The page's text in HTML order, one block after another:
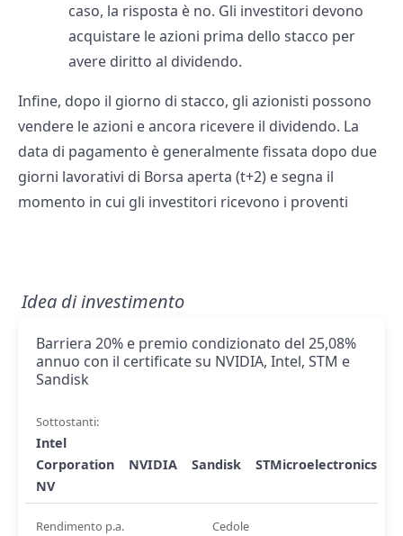
caso, la risposta è no. Gli investitori devono
acquistare le azioni prima dello stacco per
avere diritto al dividendo.
Infine, dopo il giorno di stacco, gli azionisti possono
vendere le azioni e ancora ricevere il dividendo. La
data di pagamento è generalmente fissata dopo due
giorni lavorativi di Borsa aperta (t+2) e segna il
momento in cui gli investitori ricevono i proventi
Idea di investimento
Barriera 20% e premio condizionato del 25,08%
annuo con il certificate su NVIDIA, Intel, STM e
Sandisk
Sottostanti:
Intel
Corporation
NVIDIA Sandisk
STMicroelectronics
NV
Rendimento p.a. Cedole